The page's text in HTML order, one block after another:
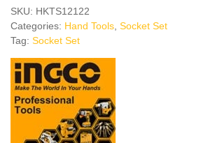
Socket
Set
quantity
SKU: HKTS12122
Categories: Hand Tools Socket Set
Tag: Socket Set